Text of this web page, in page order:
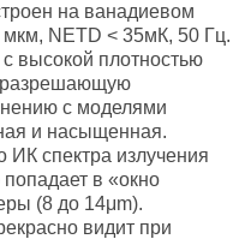
на ванадиевом
NETD < 35мК, 50 Гц.
высокой плотностью
разрешающую
с моделями
и насыщенная.
ИК спектра излучения
в «окно
(8 до 14μm).
видит при